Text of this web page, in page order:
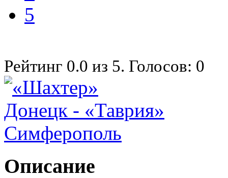
5
Рейтинг 0.0 из 5. Голосов: 0
Описание